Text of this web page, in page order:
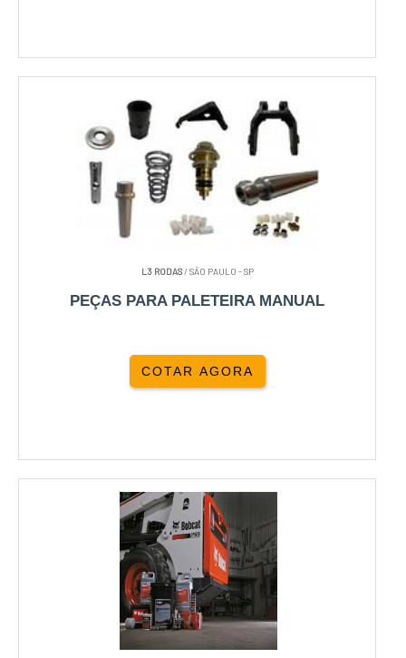
L3 RODAS/ SÃO PAULO - SP
PEÇAS PARA PALETEIRA MANUAL
COTAR AGORA